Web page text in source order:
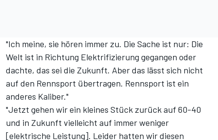
"Ich meine, sie hören immer zu. Die Sache ist nur: Die
Welt ist in Richtung Elektrifizierung gegangen oder
dachte, das sei die Zukunft. Aber das lässt sich nicht
auf den Rennsport übertragen. Rennsport ist ein
anderes Kaliber."
"Jetzt gehen wir ein kleines Stück zurück auf 60-40
und in Zukunft vielleicht auf immer weniger
[elektrische Leistung]. Leider hatten wir diesen